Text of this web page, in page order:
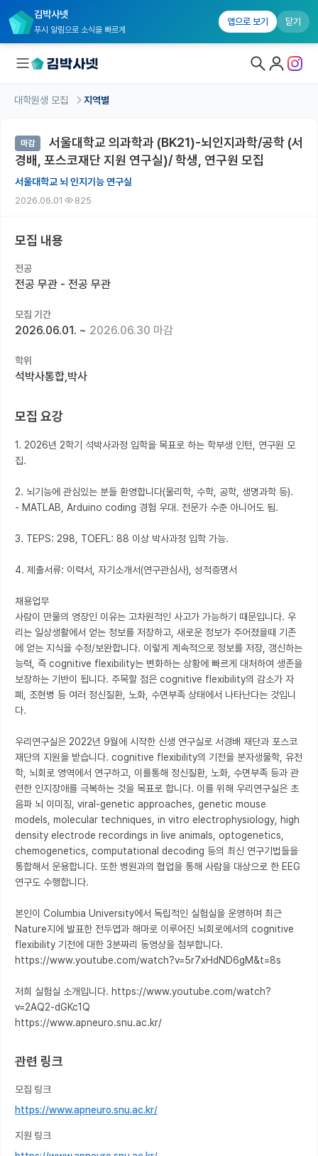
김박사넷
푸시 알림으로 소식을 빠르게
앱으로 보기 닫기
대학원생 모집 홈
기관별 모집 정보
연구실별 모집 정보
전공별 모집 정보
국내대학원 정보
연구실&오픈랩
커리어
반도체 아카데미
재팬라운지 🌸
대학원생 모집 지역별
마감
서울대학교 의과학과 (BK21)-뇌인지과학/공학 (서
경배, 포스코재단 지원 연구실)/ 학생, 연구원 모집
서울대학교 뇌 인지기능 연구실
2026.06.01 825
모집 내용
전공
전공 무관 - 전공 무관
모집 기간
2026.06.01. ~ 2026.06.30 마감
학위
석박사통합,박사
모집 요강
1. 2026년 2학기 석박사과정 입학을 목표로 하는 학부생 인턴, 연구원 모
집.
2. 뇌기능에 관심있는 분들 환영합니다(물리학, 수학, 공학, 생명과학 등).
- MATLAB, Arduino coding 경험 우대. 전문가 수준 아니어도 됨.
3. TEPS: 298, TOEFL: 88 이상 박사과정 입학 가능.
4. 제출서류: 이력서, 자기소개서(연구관심사), 성적증명서
채용업무
사람이 만물의 영장인 이유는 고차원적인 사고가 가능하기 때문입니다. 우
리는 일상생활에서 얻는 정보를 저장하고, 새로운 정보가 주어졌을때 기존
에 얻는 지식을 수정/보완합니다. 이렇게 계속적으로 정보를 저장, 갱신하는
능력, 즉 cognitive flexibility는 변화하는 상황에 빠르게 대처하여 생존을
보장하는 기반이 됩니다. 주목할 점은 cognitive flexibility의 감소가 자
폐, 조현병 등 여러 정신질환, 노화, 수면부족 상태에서 나타난다는 것입니
다.
우리연구실은 2022년 9월에 시작한 신생 연구실로 서경배 재단과 포스코
재단의 지원을 받습니다. cognitive flexibility의 기전을 분자생물학, 유전
학, 뇌회로 영역에서 연구하고, 이를통해 정신질환, 노화, 수면부족 등과 관
련한 인지장애를 극복하는 것을 목표로 합니다. 이를 위해 우리연구실은 초
음파 뇌 이미징, viral-genetic approaches, genetic mouse
models, molecular techniques, in vitro electrophysiology, high
density electrode recordings in live animals, optogenetics,
chemogenetics, computational decoding 등의 최신 연구기법들을
통합해서 운용합니다. 또한 병원과의 협업을 통해 사람을 대상으로 한 EEG
연구도 수행합니다.
본인이 Columbia University에서 독립적인 실험실을 운영하며 최근
Nature지에 발표한 전두엽과 해마로 이루어진 뇌회로에서의 cognitive
flexibility 기전에 대한 3분짜리 동영상을 첨부합니다.
https://www.youtube.com/watch?v=5r7xHdND6gM&t=8s
저희 실험실 소개입니다. https://www.youtube.com/watch?
v=2AQ2-dGKc1Q
관련 링크
모집 링크
https://www.apneuro.snu.ac.kr/
지원 링크